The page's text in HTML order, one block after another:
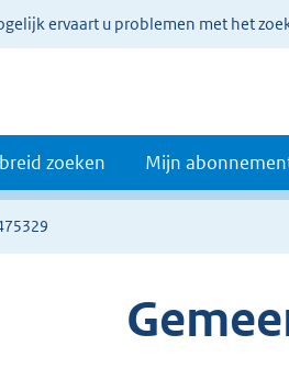
ervaart u problemen met het
zoeken Mijn